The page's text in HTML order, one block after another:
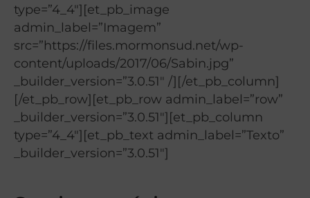
type=”4_4″][et_pb_image
admin_label=”Imagem”
src=”https://files.mormonsud.net/wp-
content/uploads/2017/06/Sabin.jpg”
_builder_version=”3.0.51″ /][/et_pb_column]
[/et_pb_row][et_pb_row admin_label=”row”
_builder_version=”3.0.51″][et_pb_column
type=”4_4″][et_pb_text admin_label=”Texto”
_builder_version=”3.0.51″]